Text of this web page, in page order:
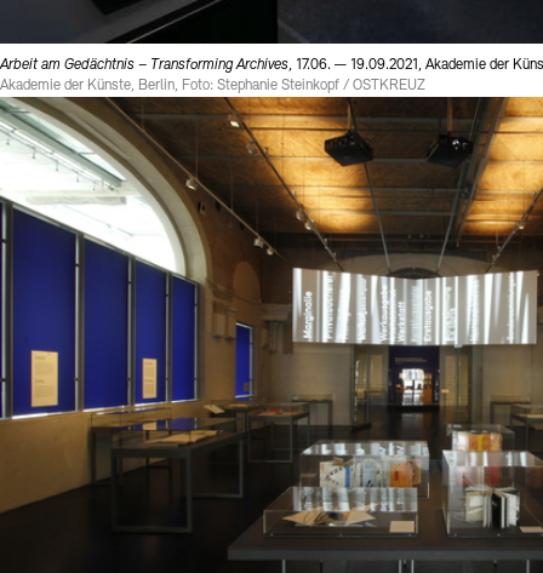
Arbeit am Gedächtnis – Transforming Archives, 17.06. — 19.09.2021, Akademie der
Akademie der Künste, Berlin, Foto: Stephanie Steinkopf / OSTKREUZ